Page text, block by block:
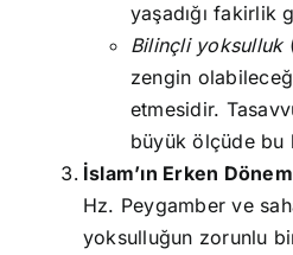
yaşadığı fakirlik
Bilinçli yoksulluk
zengin
etmesidir.
büyük ölçüde bu
İslam’ın Erken
Hz. Peygamber ve
yoksulluğun zorunlu